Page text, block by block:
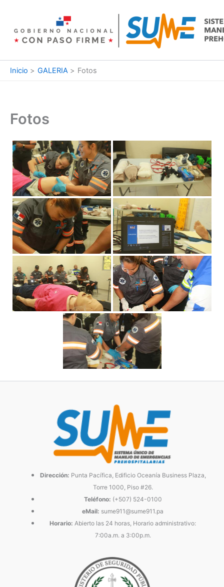
contenido
Inicio GALERIA Fotos
Fotos
Dirección: Punta Pacífica, Edificio Oceanía Business Plaza,
Torre 1000, Piso #26.
Teléfono: (+507) 524-0100
eMail: sume911@sume911.pa
Horario: Abierto las 24 horas, Horario administrativo:
7:00a.m. a 3:00p.m.